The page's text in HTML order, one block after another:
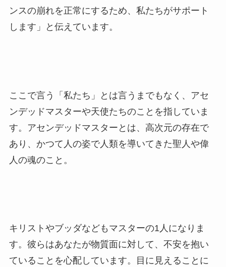
ンスの崩れを正常にするため、私たちがサポート
します」と伝えています。
ここで言う「私たち」とは言うまでもなく、アセ
ンデッドマスターや天使たちのことを指していま
す。アセンデッドマスターとは、高次元の存在で
あり、かつて人の姿で人類を導いてきた聖人や偉
人の魂のこと。
キリストやブッダなどもマスターの1人になりま
す。彼らはあなたが物質面に対して、不安を抱い
ていることを心配しています。目に見えることに